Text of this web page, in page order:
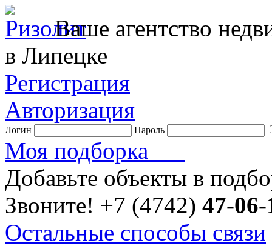
Ваше агентство
в Липецке
Регистрация
Авторизация
Логин Пароль
Моя подборка
Добавьте объекты в
Звоните! +7 (4742) 47-06-
Остальные способы связи